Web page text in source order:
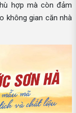
hợp mà còn đảm
không gian căn nhà